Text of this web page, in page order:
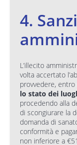
4.
L’illecito
volta accertato
provvedere,
lo stato dei
procedendo alla
di scongiurare la
domanda di
conformità e
non inferiore a